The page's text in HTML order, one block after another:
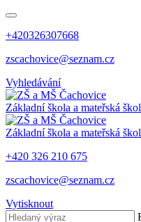
+420326307668
zscachovice@seznam.cz
Vyhledávání
Základní škola a mateřská
Základní škola a mateřská
+420 326 210 675
zscachovice@seznam.cz
Vytisknout